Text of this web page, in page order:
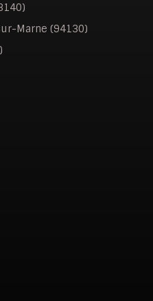
Marne (94130)